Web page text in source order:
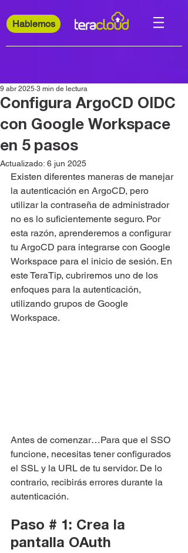
Hablemos
Configura ArgoCD OIDC
con Google Workspace
en 5 pasos
9 abr 2025 3 min de lectura
Actualizado: 6 jun 2025
Existen diferentes maneras de manejar
la autenticación en ArgoCD, pero
utilizar la contraseña de administrador
no es lo suficientemente seguro. Por
esta razón, aprenderemos a configurar
tu ArgoCD para integrarse con Google
Workspace para el inicio de sesión. En
este TeraTip, cubriremos uno de los
enfoques para la autenticación,
utilizando grupos de Google
Workspace.
Antes de comenzar…Para que el SSO
funcione, necesitas tener configurados
el SSL y la URL de tu servidor. De lo
contrario, recibirás errores durante la
autenticación.
Paso # 1: Crea la
pantalla OAuth